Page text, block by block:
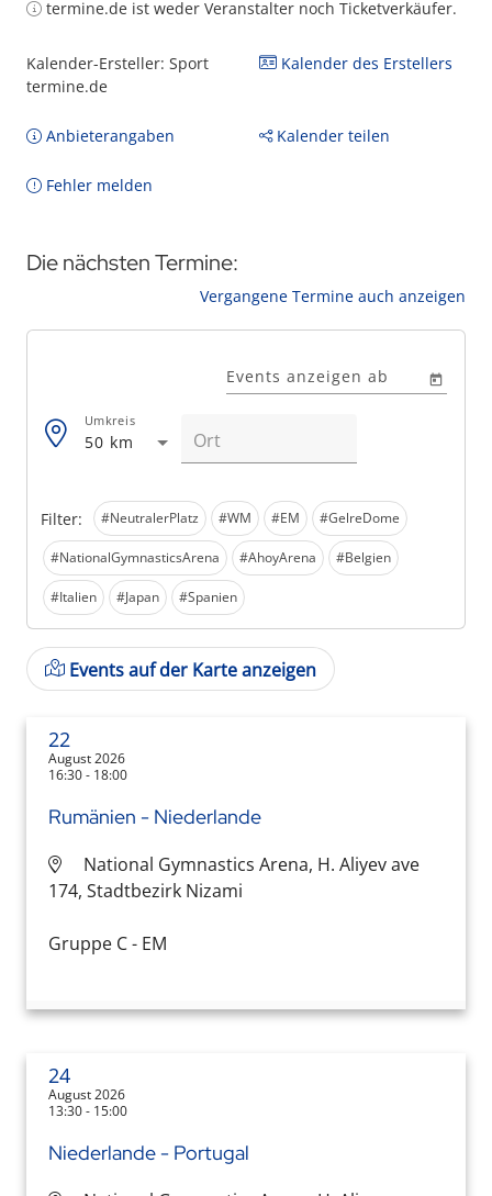
termine.de ist weder Veranstalter noch Ticketverkäufer.
Kalender-Ersteller: Sport
termine.de
Kalender des Erstellers
Anbieterangaben Kalender teilen
Fehler melden
Die nächsten Termine:
Vergangene Termine auch anzeigen
Filter: #NeutralerPlatz #WM #EM #GelreDome
#NationalGymnasticsArena #AhoyArena #Belgien
#Italien #Japan #Spanien
Events anzeigen ab
50 km
Umkreis
Events auf der Karte anzeigen
22
August 2026
16:30 - 18:00
Rumänien - Niederlande
National Gymnastics Arena, H. Aliyev ave
174, Stadtbezirk Nizami
Gruppe C - EM
24
August 2026
13:30 - 15:00
Niederlande - Portugal